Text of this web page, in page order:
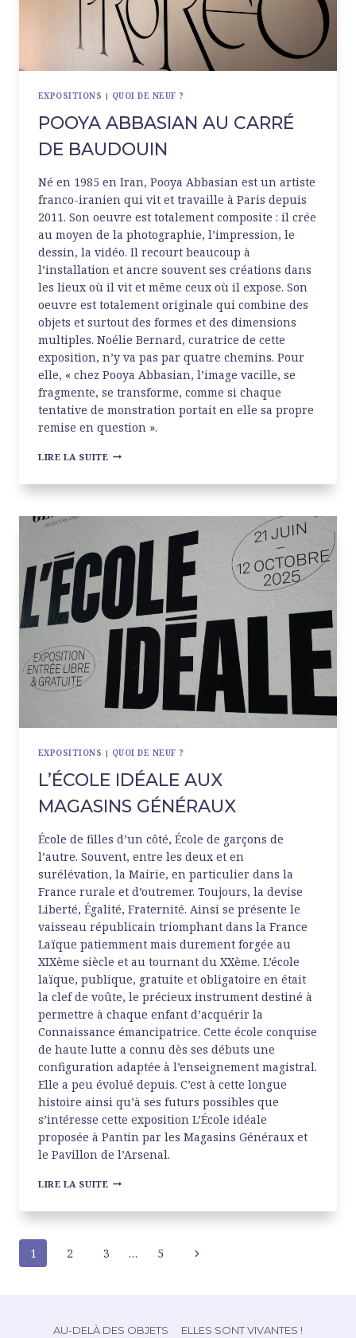
EXPOSITIONS | QUOI DE NEUF ?
POOYA ABBASIAN AU CARRÉ
DE BAUDOUIN
Né en 1985 en Iran, Pooya Abbasian est un artiste
franco-iranien qui vit et travaille à Paris depuis
2011. Son oeuvre est totalement composite : il crée
au moyen de la photographie, l’impression, le
dessin, la vidéo. Il recourt beaucoup à
l’installation et ancre souvent ses créations dans
les lieux où il vit et même ceux où il expose. Son
oeuvre est totalement originale qui combine des
objets et surtout des formes et des dimensions
multiples. Noélie Bernard, curatrice de cette
exposition, n’y va pas par quatre chemins. Pour
elle, « chez Pooya Abbasian, l’image vacille, se
fragmente, se transforme, comme si chaque
tentative de monstration portait en elle sa propre
remise en question ».
LIRE LA SUITE POOYA
EXPOSITIONS | QUOI DE NEUF ?
L’ÉCOLE IDÉALE AUX
MAGASINS GÉNÉRAUX
École de filles d’un côté, École de garçons de
l’autre. Souvent, entre les deux et en
surélévation, la Mairie, en particulier dans la
France rurale et d’outremer. Toujours, la devise
Liberté, Égalité, Fraternité. Ainsi se présente le
vaisseau républicain triomphant dans la France
Laïque patiemment mais durement forgée au
XIXème siècle et au tournant du XXème. L’école
laïque, publique, gratuite et obligatoire en était
la clef de voûte, le précieux instrument destiné à
permettre à chaque enfant d’acquérir la
Connaissance émancipatrice. Cette école conquise
de haute lutte a connu dès ses débuts une
configuration adaptée à l’enseignement magistral.
Elle a peu évolué depuis. C’est à cette longue
histoire ainsi qu’à ses futurs possibles que
s’intéresse cette exposition L’École idéale
proposée à Pantin par les Magasins Généraux et
le Pavillon de l’Arsenal.
LIRE LA SUITE L’ÉCOLE
AUX
NAVIGATION
PAGE
1 2 3 … 5
Page
AU-DELÀ DES OBJETS ELLES SONT VIVANTES !